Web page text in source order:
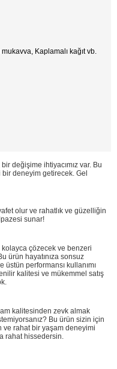
Kaplamalı kağıt vb.
bir değişime ihtiyacımız var. Bu
bir deneyim getirecek. Gel
olur ve rahatlık ve güzelliğin
sunar!
çözecek ve benzeri
ürün hayatınıza sonsuz
üstün performansı kullanımı
kalitesi ve mükemmel satış
kalitesinden zevk almak
Bu ürün sizin için
ve rahat bir yaşam deneyimi
rahat hissedersin.